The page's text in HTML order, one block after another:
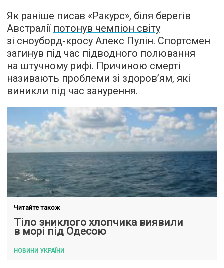
Як раніше писав «Ракурс», біля берегів
Австралії потонув чемпіон світу
зі сноуборд-кросу Алекс Пулін. Спортсмен
загинув під час підводного полювання
на штучному рифі. Причиною смерті
називають проблеми зі здоров’ям, які
виникли під час занурення.
Читайте також
Тіло зниклого хлопчика виявили
в морі під Одесою
НОВИНИ УКРАЇНИ